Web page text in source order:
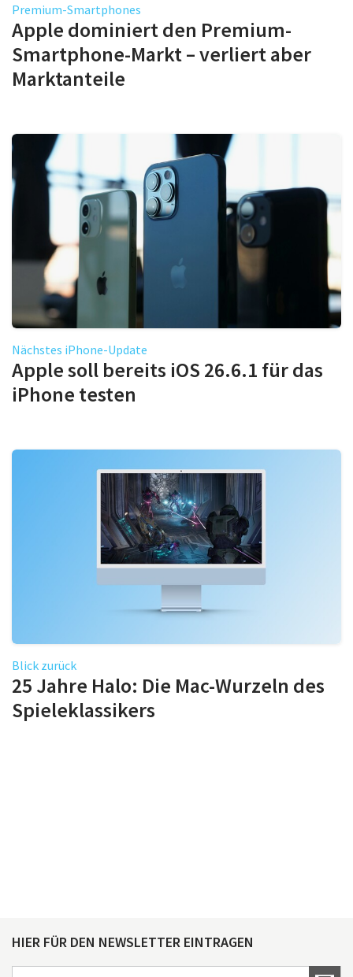
Premium-Smartphones
Apple dominiert den Premium-
Smartphone-Markt – verliert aber
Marktanteile
Nächstes iPhone-Update
Apple soll bereits iOS 26.6.1 für das
iPhone testen
Blick zurück
25 Jahre Halo: Die Mac-Wurzeln des
Spieleklassikers
HIER FÜR DEN NEWSLETTER EINTRAGEN